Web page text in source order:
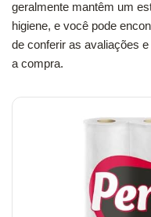
geralmente mantêm um
higiene, e você pode
de conferir as avaliações
a compra.